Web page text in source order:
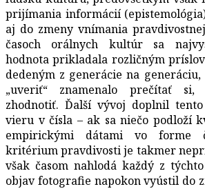
prijímania informácií
aj do zmeny vnímania
časoch orálnych kultúr sa
hodnota prikladala rozličným
dedeným z generácie na
„uveriť“ znamenalo prečítať
zhodnotiť. Ďalší vývoj doplnil
vieru v čísla – ak sa niečo podloží
empirickými dátami vo forme
kritérium pravdivosti je takmer
však časom nahlodá každý z
objav fotografie napokon vyústil do